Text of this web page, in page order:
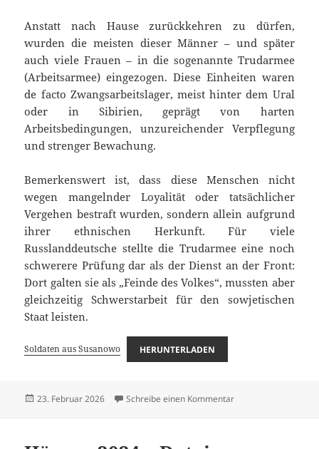
Anstatt nach Hause zurückkehren zu dürfen,
wurden die meisten dieser Männer – und später
auch viele Frauen – in die sogenannte Trudarmee
(Arbeitsarmee) eingezogen. Diese Einheiten waren
de facto Zwangsarbeitslager, meist hinter dem Ural
oder in Sibirien, geprägt von harten
Arbeitsbedingungen, unzureichender Verpflegung
und strenger Bewachung.
Bemerkenswert ist, dass diese Menschen nicht
wegen mangelnder Loyalität oder tatsächlicher
Vergehen bestraft wurden, sondern allein aufgrund
ihrer ethnischen Herkunft. Für viele
Russlanddeutsche stellte die Trudarmee eine noch
schwerere Prüfung dar als der Dienst an der Front:
Dort galten sie als „Feinde des Volkes“, mussten aber
gleichzeitig Schwerstarbeit für den sowjetischen
Staat leisten.
Soldaten aus Susanowo HERUNTERLADEN
Veröffentlicht
23. Februar 2026 Schreibe einen Kommentarzu Soldaten aus